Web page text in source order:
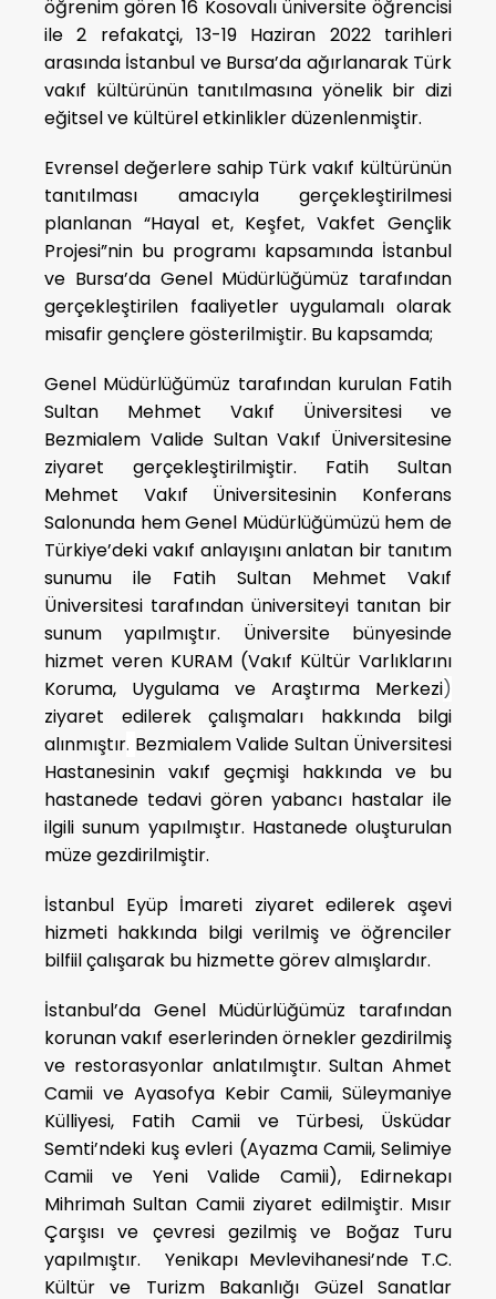
öğrenim gören 16 Kosovalı üniversite öğrencisi
ile 2 refakatçi, 13-19 Haziran 2022 tarihleri
arasında İstanbul ve Bursa’da ağırlanarak Türk
vakıf kültürünün tanıtılmasına yönelik bir dizi
eğitsel ve kültürel etkinlikler düzenlenmiştir.
Evrensel değerlere sahip Türk vakıf kültürünün
tanıtılması amacıyla gerçekleştirilmesi
planlanan “Hayal et, Keşfet, Vakfet Gençlik
Projesi”nin bu programı kapsamında İstanbul
ve Bursa’da Genel Müdürlüğümüz tarafından
gerçekleştirilen faaliyetler uygulamalı olarak
misafir gençlere gösterilmiştir. Bu kapsamda;
Genel Müdürlüğümüz tarafından kurulan Fatih
Sultan Mehmet Vakıf Üniversitesi ve
Bezmialem Valide Sultan Vakıf Üniversitesine
ziyaret gerçekleştirilmiştir. Fatih Sultan
Mehmet Vakıf Üniversitesinin Konferans
Salonunda hem Genel Müdürlüğümüzü hem de
Türkiye’deki vakıf anlayışını anlatan bir tanıtım
sunumu ile Fatih Sultan Mehmet Vakıf
Üniversitesi tarafından üniversiteyi tanıtan bir
sunum yapılmıştır. Üniversite bünyesinde
hizmet veren KURAM (Vakıf Kültür Varlıklarını
Koruma, Uygulama ve Araştırma Merkezi)
ziyaret edilerek çalışmaları hakkında bilgi
alınmıştır. Bezmialem Valide Sultan Üniversitesi
Hastanesinin vakıf geçmişi hakkında ve bu
hastanede tedavi gören yabancı hastalar ile
ilgili sunum yapılmıştır. Hastanede oluşturulan
müze gezdirilmiştir.
İstanbul Eyüp İmareti ziyaret edilerek aşevi
hizmeti hakkında bilgi verilmiş ve öğrenciler
bilfiil çalışarak bu hizmette görev almışlardır.
İstanbul’da Genel Müdürlüğümüz tarafından
korunan vakıf eserlerinden örnekler gezdirilmiş
ve restorasyonlar anlatılmıştır. Sultan Ahmet
Camii ve Ayasofya Kebir Camii, Süleymaniye
Külliyesi, Fatih Camii ve Türbesi, Üsküdar
Semti’ndeki kuş evleri (Ayazma Camii, Selimiye
Camii ve Yeni Valide Camii), Edirnekapı
Mihrimah Sultan Camii ziyaret edilmiştir. Mısır
Çarşısı ve çevresi gezilmiş ve Boğaz Turu
yapılmıştır. Yenikapı Mevlevihanesi’nde T.C.
Kültür ve Turizm Bakanlığı Güzel Sanatlar